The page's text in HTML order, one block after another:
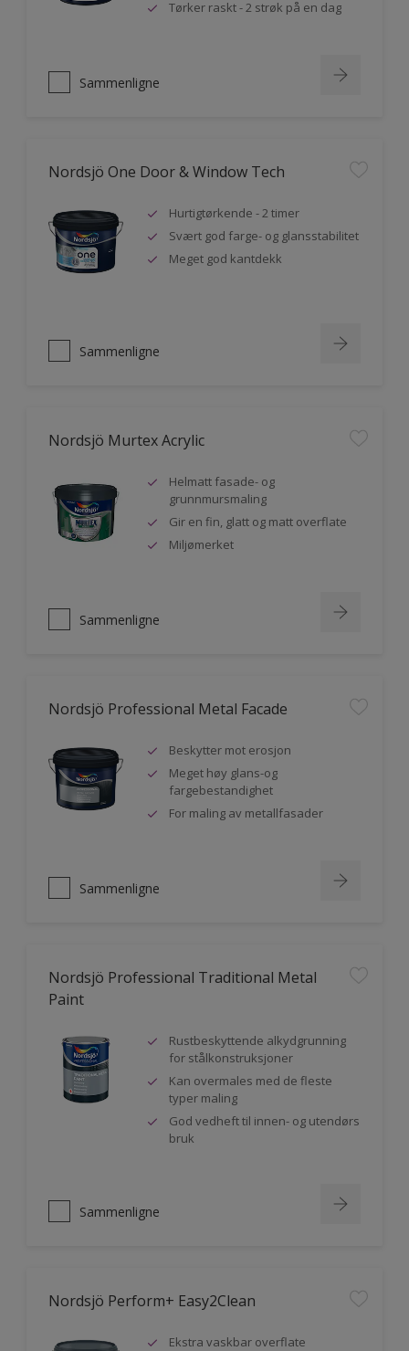
Tørker raskt - 2 strøk på en dag
Sammenligne
Nordsjö One Door & Window Tech
Hurtigtørkende - 2 timer
Svært god farge- og glansstabilitet
Meget god kantdekk
Sammenligne
Nordsjö Murtex Acrylic
Helmatt fasade- og
grunnmursmaling
Gir en fin, glatt og matt overflate
Miljømerket
Sammenligne
Nordsjö Professional Metal Facade
Beskytter mot erosjon
Meget høy glans-og
fargebestandighet
For maling av metallfasader
Sammenligne
Nordsjö Professional Traditional Metal
Paint
Rustbeskyttende alkydgrunning
for stålkonstruksjoner
Kan overmales med de fleste
typer maling
God vedheft til innen- og utendørs
bruk
Sammenligne
Nordsjö Perform+ Easy2Clean
Ekstra vaskbar overflate